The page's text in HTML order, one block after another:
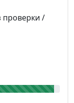
проверки /